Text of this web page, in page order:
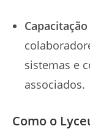
sistemas e
associados.
Como o